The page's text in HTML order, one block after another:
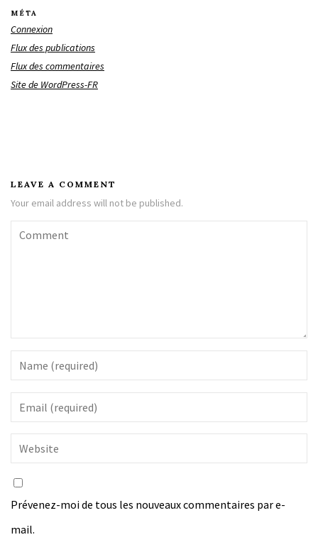
MÉTA
Connexion
Flux des publications
Flux des commentaires
Site de WordPress-FR
LEAVE A COMMENT
Your email address will not be published.
Prévenez-moi de tous les nouveaux commentaires par e-
mail.